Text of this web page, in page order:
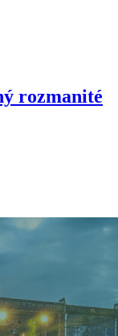
rozmanité